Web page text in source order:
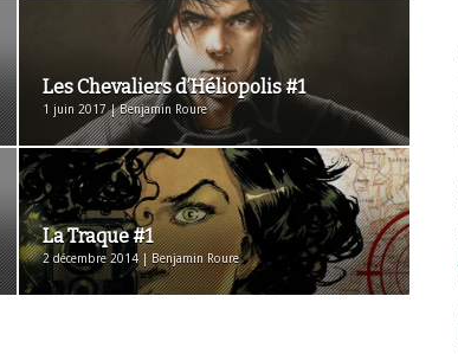
Les Chevaliers d’Héliopolis #1
1 juin 2017 | Benjamin Roure
La Traque #1
2 décembre 2014 | Benjamin Roure